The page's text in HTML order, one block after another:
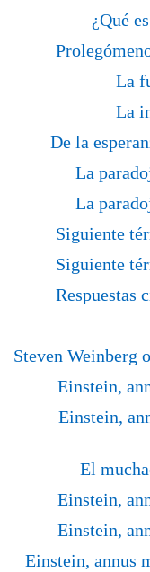
¿Qué
La
La
De la
La
La
Siguiente
Siguiente
Respuestas
Steven Weinberg
Einstein,
Einstein,
El
Einstein,
Einstein,
Einstein, annus